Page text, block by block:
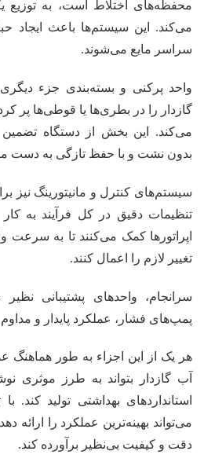
محفظه‌های اختلاط است، به توزیع
می‌کند. این سیستم‌ها باعث ایجاد
سراسر مایع می‌شوند.
واحد پرکنی و بسته‌بندی جزء
گازدار را در بطری‌ها یا قوطی‌ها پر
می‌کند. این بخش از دستگاه
بدون نشت و با حفظ تازگی به دست
سیستم‌های کنترل و مانیتورینگ نیز
تنظیمات دقیق در کل فرآیند به
اپراتورها کمک می‌کنند تا به سرعت
تغییر لازم را اعمال کنند.
سرانجام، واحدهای پشتیبانی
پمپ‌های فشار، عملکرد پایدار و
هر یک از این اجزاء به طور هماهنگ
آب گازدار بتواند به طرز موثری
استانداردهای بهداشتی تولید کند.
می‌تواند بهینه‌ترین عملکرد را ارائه
دقت و کیفیت بی‌نظیر برآورده کند.